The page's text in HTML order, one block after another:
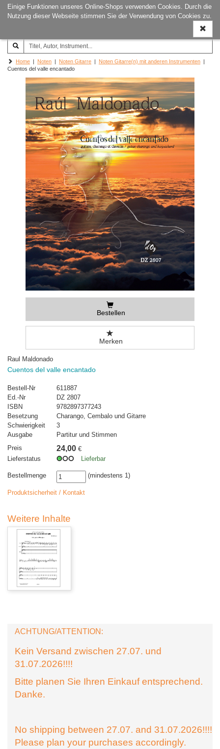
Einige Funktionen unseres Online-Shops verwenden Cookies. Durch die
Nutzung dieser Webseite stimmen Sie der Verwendung von Cookies zu.
ein-/
Joachim‐Trekel‐Musikverlag,
Hamburg
Home | Noten | Noten Gitarre | Noten Gitarre(n) mit anderen Instrumenten |
Cuentos del valle encantado
Bestellen
Merken
Raul Maldonado
Cuentos del valle encantado
Bestell-Nr
611887
Ed.-Nr
DZ 2807
ISBN
9782897377243
Besetzung
Charango, Cembalo und Gitarre
Schwierigkeit
3
Ausgabe
Partitur und Stimmen
Preis
24,00 €
Lieferstatus
Lieferbar
Bestellmenge (mindestens 1)
Produktsicherheit / Kontakt
Weitere Inhalte
ACHTUNG/ATTENTION:
Kein Versand zwischen 27.07. und
31.07.2026!!!!
Bitte planen Sie Ihren Einkauf entsprechend.
Danke.
No shipping between 27.07. and 31.07.2026!!!!
Please plan your purchases accordingly.